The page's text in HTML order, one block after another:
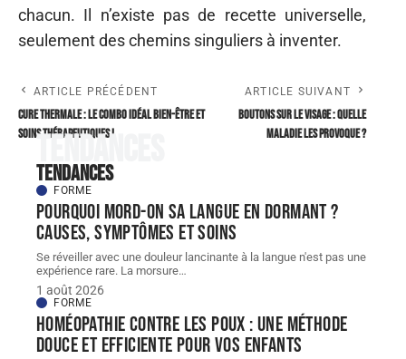
chacun. Il n’existe pas de recette universelle,
seulement des chemins singuliers à inventer.
ARTICLE PRÉCÉDENT
Cure thermale : le combo idéal bien-être et
soins thérapeutiques !
ARTICLE SUIVANT
Boutons sur le visage : quelle
maladie les provoque ?
Tendances
Tendances
FORME
Pourquoi mord-on sa langue en dormant ?
Causes, symptômes et soins
Se réveiller avec une douleur lancinante à la langue n'est pas une
expérience rare. La morsure…
1 août 2026
FORME
Homéopathie contre les poux : une méthode
douce et efficiente pour vos enfants